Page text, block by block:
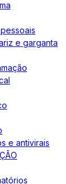
e garganta
e antivirais